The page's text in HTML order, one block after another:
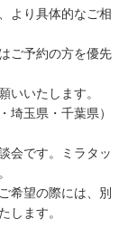
より具体的なご相
ご予約の方を優先
いいたします。
埼玉県・千葉県）
会です。ミラタッ
希望の際には、別
します。